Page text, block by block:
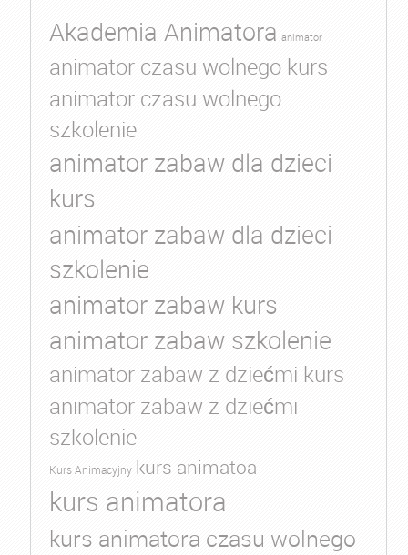
Akademia Animatora animator
animator czasu wolnego kurs
animator czasu wolnego
szkolenie
animator zabaw dla dzieci
kurs
animator zabaw dla dzieci
szkolenie
animator zabaw kurs
animator zabaw szkolenie
animator zabaw z dziećmi kurs
animator zabaw z dziećmi
szkolenie
Kurs Animacyjny kurs animatoa
kurs animatora
kurs animatora czasu wolnego